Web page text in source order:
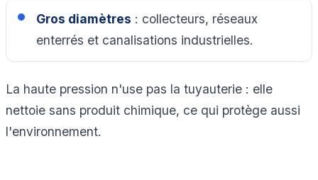
Gros diamètres : collecteurs, réseaux
enterrés et canalisations industrielles.
La haute pression n'use pas la tuyauterie : elle
nettoie sans produit chimique, ce qui protège aussi
l'environnement.